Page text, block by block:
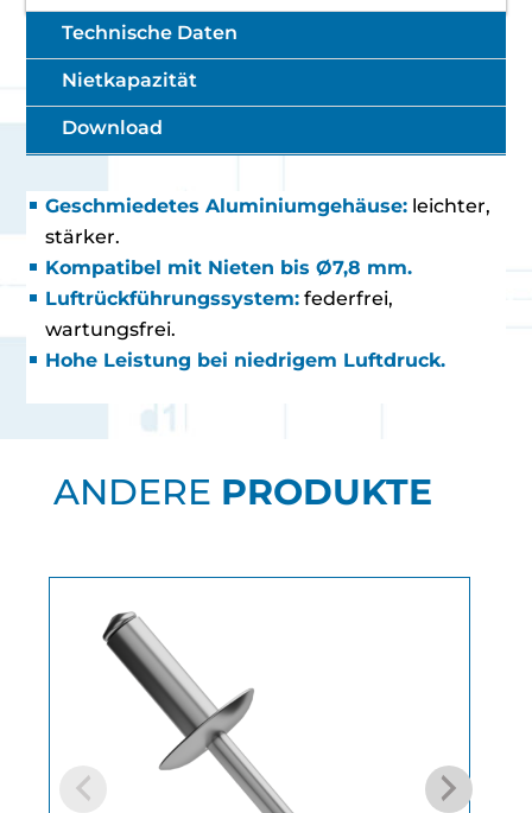
Technische Daten
Nietkapazität
Download
Geschmiedetes Aluminiumgehäuse: leichter,
stärker.
Kompatibel mit Nieten bis Ø7,8 mm.
Luftrückführungssystem: federfrei,
wartungsfrei.
Hohe Leistung bei niedrigem Luftdruck.
ANDERE PRODUKTE